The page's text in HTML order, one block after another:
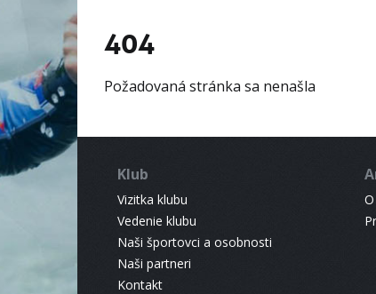
404
Požadovaná stránka sa nenašla
Klub
Vizitka klubu
Vedenie klubu
Naši športovci a osobnosti
Naši partneri
Kontakt